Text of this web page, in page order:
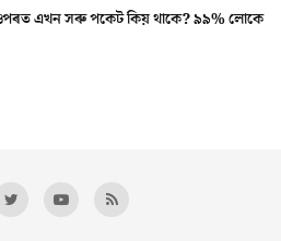
এখন সৰু পকেট কিয় থাকে? ৯৯% লোকে